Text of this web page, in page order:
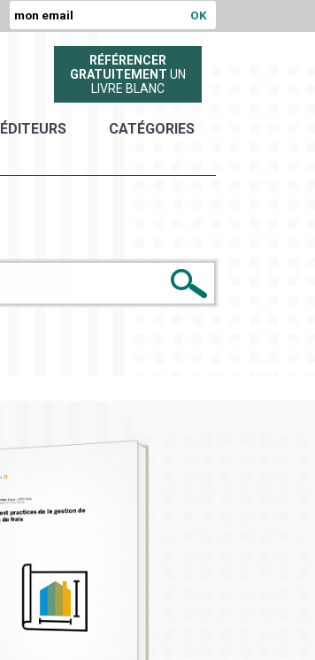
RÉFÉRENCER
GRATUITEMENT UN
LIVRE BLANC
ÉDITEURS CATÉGORIES